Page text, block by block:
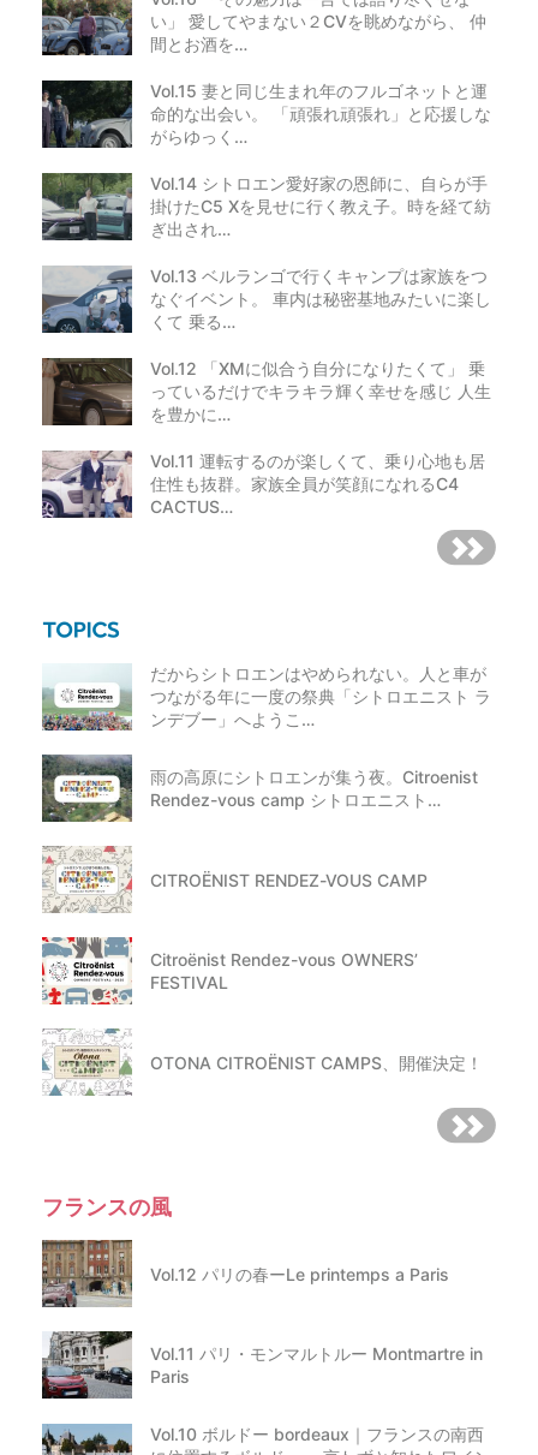
い」 愛してやまない２CVを眺めながら、 仲
間とお酒を…
Vol.15 妻と同じ生まれ年のフルゴネットと運
命的な出会い。 「頑張れ頑張れ」と応援しな
がらゆっく…
Vol.14 シトロエン愛好家の恩師に、自らが手
掛けたC5 Xを見せに行く教え子。時を経て紡
ぎ出され…
Vol.13 ベルランゴで行くキャンプは家族をつ
なぐイベント。 車内は秘密基地みたいに楽し
くて 乗る…
Vol.12 「XMに似合う自分になりたくて」 乗
っているだけでキラキラ輝く幸せを感じ 人生
を豊かに…
Vol.11 運転するのが楽しくて、乗り心地も居
住性も抜群。家族全員が笑顔になれるC4
CACTUS…
だからシトロエンはやめられない。人と車が
つながる年に一度の祭典「シトロエニスト ラ
ンデブー」へようこ…
雨の高原にシトロエンが集う夜。Citroenist
Rendez-vous camp シトロエニスト…
CITROËNIST RENDEZ-VOUS CAMP
Citroënist Rendez-vous OWNERS’
FESTIVAL
OTONA CITROËNIST CAMPS、開催決定！
フランスの風
Vol.12 パリの春ーLe printemps a Paris
Vol.11 パリ・モンマルトルー Montmartre in
Paris
Vol.10 ボルドー bordeaux｜フランスの南西